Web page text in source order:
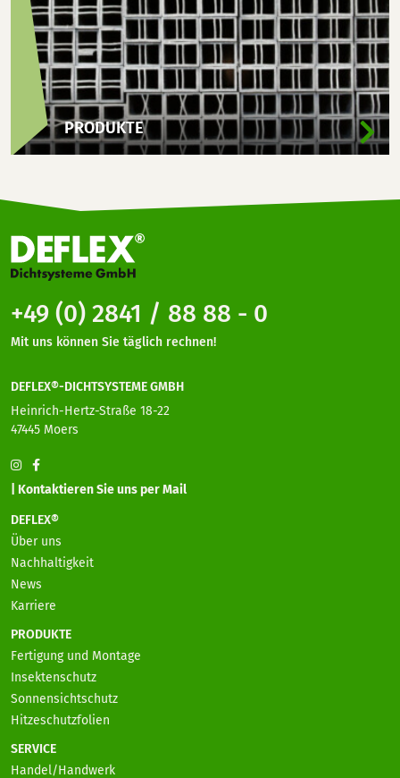
PRODUKTE
+49 (0) 2841 / 88 88 - 0
Mit uns können Sie täglich rechnen!
DEFLEX®-DICHTSYSTEME GMBH
Heinrich-Hertz-Straße 18-22
47445 Moers
| Kontaktieren Sie uns per Mail
DEFLEX®
Über uns
Nachhaltigkeit
News
Karriere
PRODUKTE
Fertigung und Montage
Insektenschutz
Sonnensichtschutz
Hitzeschutzfolien
SERVICE
Handel/Handwerk